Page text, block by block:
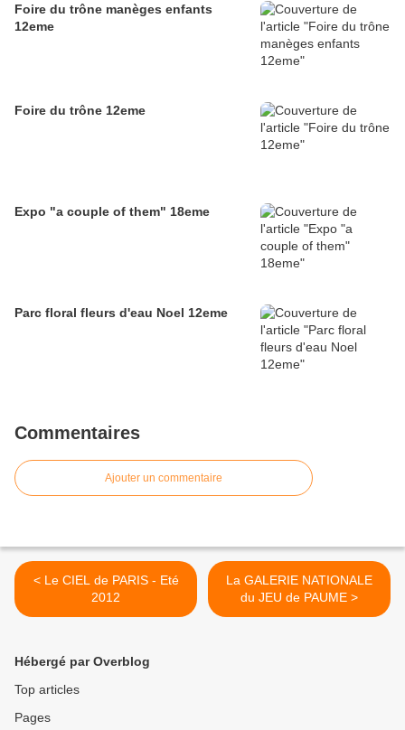
Foire du trône manèges enfants
12eme
Foire du trône 12eme
Expo "a couple of them" 18eme
Parc floral fleurs d'eau Noel 12eme
Commentaires
Ajouter un commentaire
< Le CIEL de PARIS - Eté
2012
La GALERIE NATIONALE
du JEU de PAUME >
Hébergé par Overblog
Top articles
Pages